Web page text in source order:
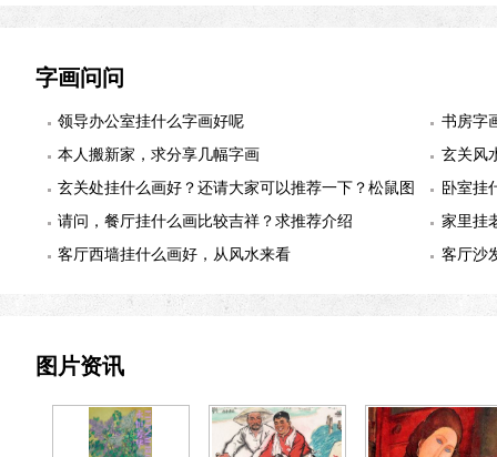
字画问问
领导办公室挂什么字画好呢
书房字
本人搬新家，求分享几幅字画
玄关风
玄关处挂什么画好？还请大家可以推荐一下？松鼠图
适合么？
卧室挂
幅
请问，餐厅挂什么画比较吉祥？求推荐介绍
家里挂
客厅西墙挂什么画好，从风水来看
客厅沙
图片资讯